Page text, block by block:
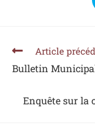
Article
Bulletin
Enquête sur la